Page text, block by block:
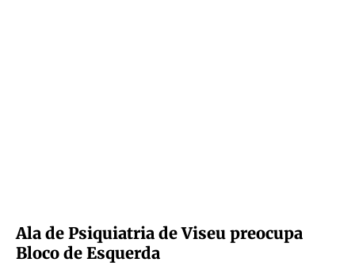
Ala de Psiquiatria de Viseu preocupa
Bloco de Esquerda